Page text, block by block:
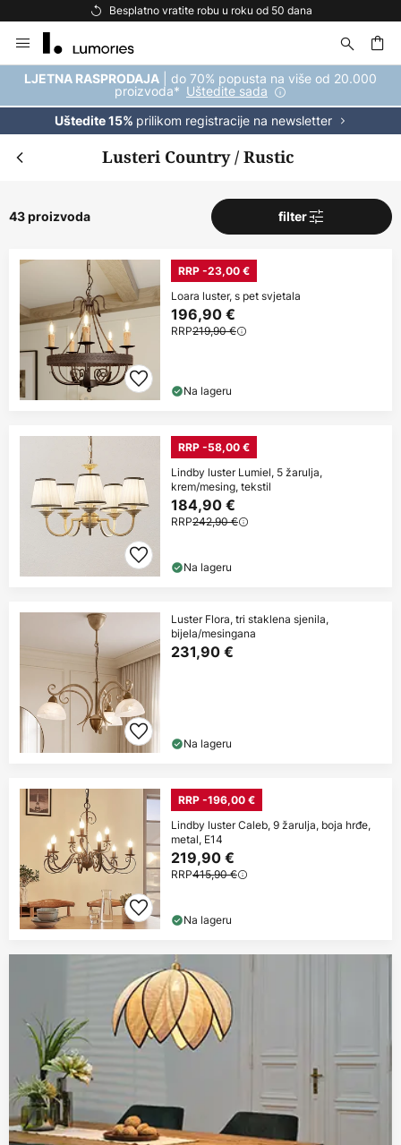
Besplatna dostava za kupnju iznad 69 €
to
Content
LJETNA RASPRODAJA | do 70% popusta na više od 20.000
proizvoda* Uštedite sada
Uštedite 15% prilikom registracije na newsletter
Lusteri Country / Rustic
43 proizvoda filter
RRP -23,00 €
Loara luster, s pet svjetala
196,90 €
RRP219,90 €
Na lageru
RRP -58,00 €
Lindby luster Lumiel, 5 žarulja,
krem/mesing, tekstil
184,90 €
RRP242,90 €
Na lageru
Luster Flora, tri staklena sjenila,
bijela/mesingana
231,90 €
Na lageru
RRP -196,00 €
Lindby luster Caleb, 9 žarulja, boja hrđe,
metal, E14
219,90 €
RRP415,90 €
Na lageru